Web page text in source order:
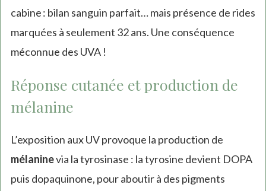
cabine : bilan sanguin parfait… mais présence de rides
marquées à seulement 32 ans. Une conséquence
méconnue des UVA !
Réponse cutanée et production de
mélanine
L’exposition aux UV provoque la production de
mélaninevia la tyrosinase : la tyrosine devient DOPA
puis dopaquinone, pour aboutir à des pigments